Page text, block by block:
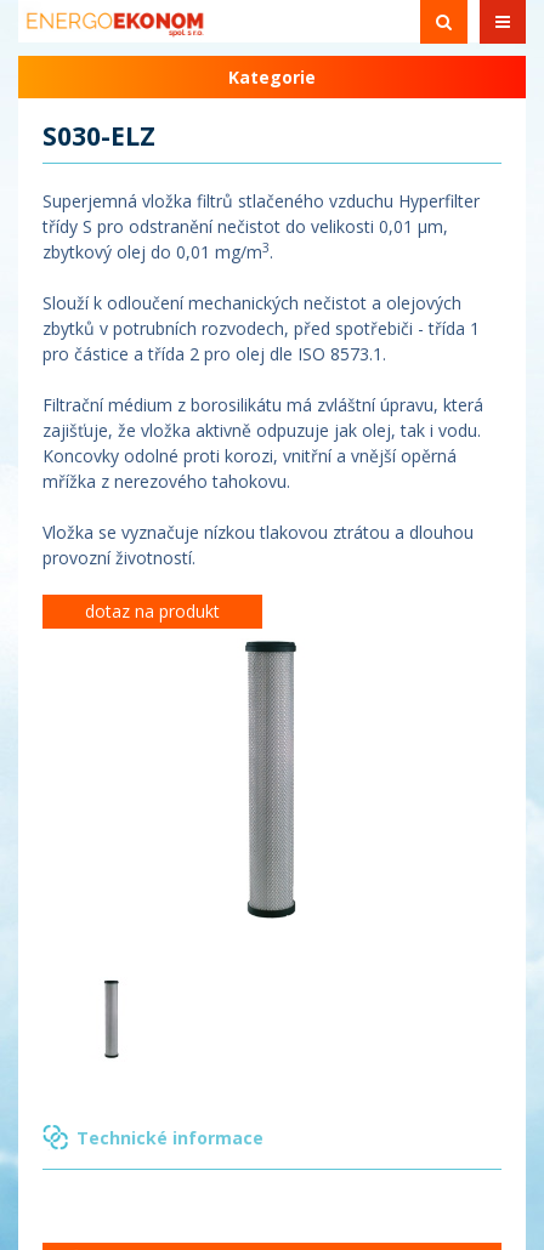
Kategorie
S030-ELZ
Superjemná vložka filtrů stlačeného vzduchu Hyperfilter
třídy S pro odstranění nečistot do velikosti 0,01 µm,
zbytkový olej do 0,01 mg/m3.
Slouží k odloučení mechanických nečistot a olejových
zbytků v potrubních rozvodech, před spotřebiči - třída 1
pro částice a třída 2 pro olej dle ISO 8573.1.
Filtrační médium z borosilikátu má zvláštní úpravu, která
zajišťuje, že vložka aktivně odpuzuje jak olej, tak i vodu.
Koncovky odolné proti korozi, vnitřní a vnější opěrná
mřížka z nerezového tahokovu.
Vložka se vyznačuje nízkou tlakovou ztrátou a dlouhou
provozní životností.
dotaz na produkt
Technické informace